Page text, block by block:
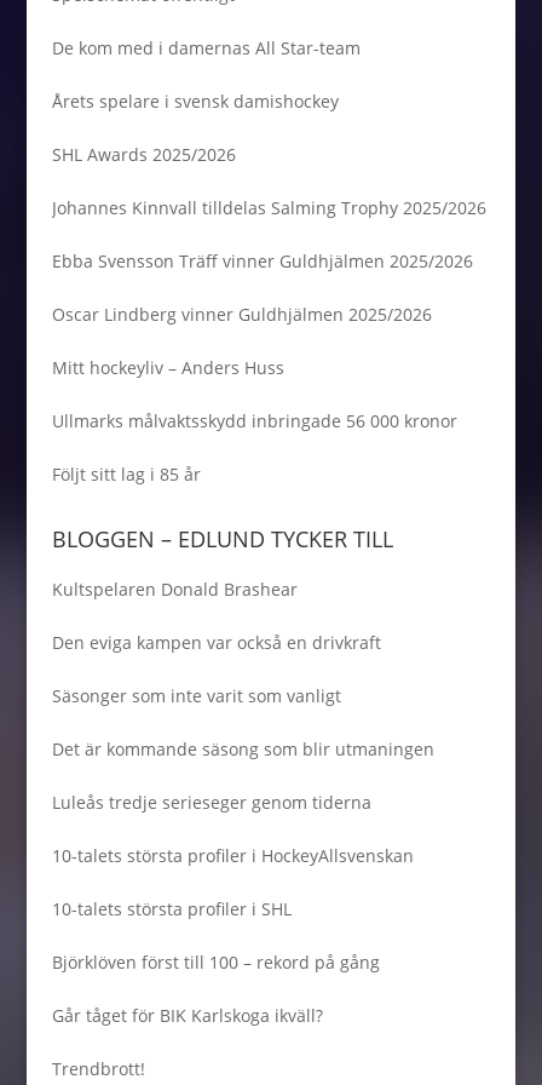
De kom med i damernas All Star-team
Årets spelare i svensk damishockey
SHL Awards 2025/2026
Johannes Kinnvall tilldelas Salming Trophy 2025/2026
Ebba Svensson Träff vinner Guldhjälmen 2025/2026
Oscar Lindberg vinner Guldhjälmen 2025/2026
Mitt hockeyliv – Anders Huss
Ullmarks målvaktsskydd inbringade 56 000 kronor
Följt sitt lag i 85 år
BLOGGEN – EDLUND TYCKER TILL
Kultspelaren Donald Brashear
Den eviga kampen var också en drivkraft
Säsonger som inte varit som vanligt
Det är kommande säsong som blir utmaningen
Luleås tredje serieseger genom tiderna
10-talets största profiler i HockeyAllsvenskan
10-talets största profiler i SHL
Björklöven först till 100 – rekord på gång
Går tåget för BIK Karlskoga ikväll?
Trendbrott!